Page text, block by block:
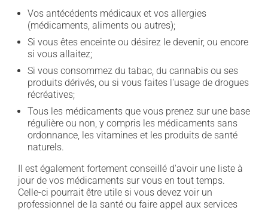
Vos antécédents médicaux et vos allergies
(médicaments, aliments ou autres);
Si vous êtes enceinte ou désirez le devenir, ou encore
si vous allaitez;
Si vous consommez du tabac, du cannabis ou ses
produits dérivés, ou si vous faites l'usage de drogues
récréatives;
Tous les médicaments que vous prenez sur une base
régulière ou non, y compris les médicaments sans
ordonnance, les vitamines et les produits de santé
naturels.
Il est également fortement conseillé d'avoir une liste à
jour de vos médicaments sur vous en tout temps.
Celle-ci pourrait être utile si vous devez voir un
professionnel de la santé ou faire appel aux services